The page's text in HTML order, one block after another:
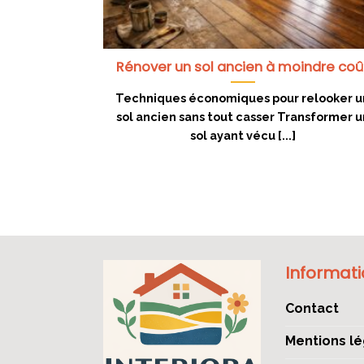
Rénover un sol ancien à moindre
Techniques économiques pour relooker
sol ancien sans tout casser Transformer
sol ayant vécu [...]
Contact
Mentions